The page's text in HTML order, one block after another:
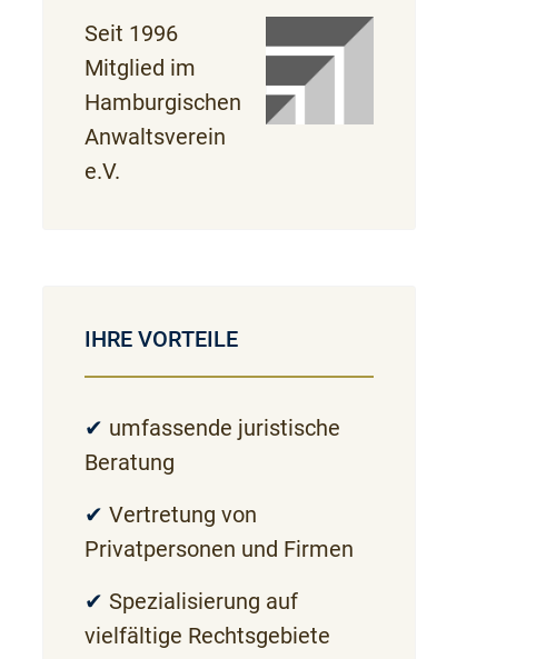
Seit 1996
Mitglied im
Hamburgischen
Anwaltsverein
e.V.
IHRE VORTEILE
✔ umfassende juristische
Beratung
✔ Vertretung von
Privatpersonen und Firmen
✔ Spezialisierung auf
vielfältige Rechtsgebiete